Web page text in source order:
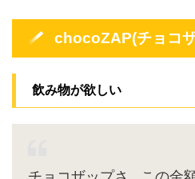
chocoZAP(チョコ
飲み物が欲しい